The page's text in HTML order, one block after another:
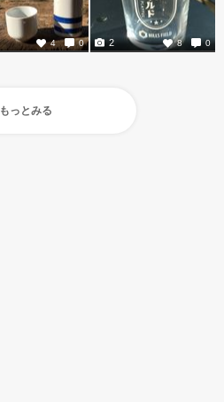
4 0 8 0
2
もっとみる